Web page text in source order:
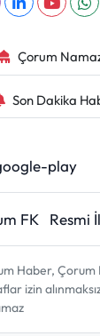
Çorum
Son Dakika
FK Resmi
Haber,
izin